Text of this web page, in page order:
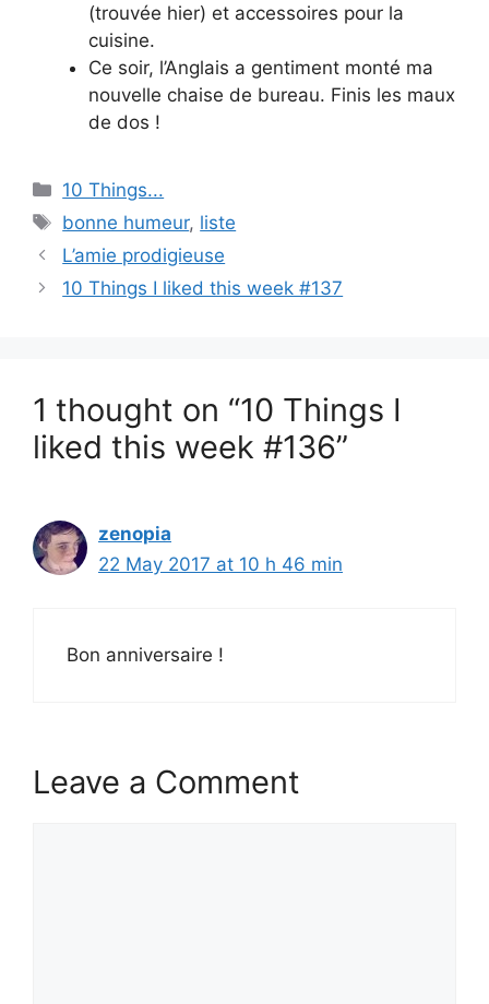
(trouvée hier) et accessoires pour la
cuisine.
Ce soir, l’Anglais a gentiment monté ma
nouvelle chaise de bureau. Finis les maux
de dos !
Categories
10 Things...
Tags
bonne humeur, liste
L’amie prodigieuse
10 Things I liked this week #137
1 thought on “10 Things I
liked this week #136”
zenopia
22 May 2017 at 10 h 46 min
Bon anniversaire !
Leave a Comment